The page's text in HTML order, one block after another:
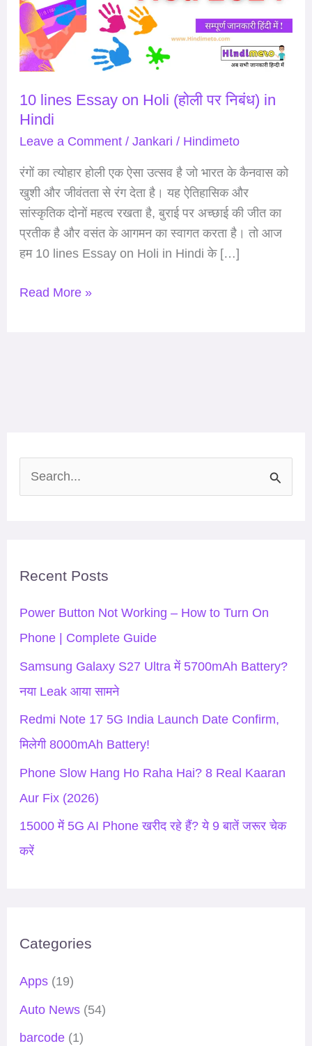
10 lines Essay on Holi (होली पर निबंध) in
Hindi
Leave a Comment / Jankari / Hindimeto
रंगों का त्योहार होली एक ऐसा उत्सव है जो भारत के कैनवास को
खुशी और जीवंतता से रंग देता है। यह ऐतिहासिक और
सांस्कृतिक दोनों महत्व रखता है, बुराई पर अच्छाई की जीत का
प्रतीक है और वसंत के आगमन का स्वागत करता है। तो आज
हम 10 lines Essay on Holi in Hindi के […]
Holi
(होली
पर
in
Hindi
Read More »
c
h
f
Recent Posts
Power Button Not Working – How to Turn On
Phone | Complete Guide
Samsung Galaxy S27 Ultra में 5700mAh Battery?
नया Leak आया सामने
Redmi Note 17 5G India Launch Date Confirm,
मिलेगी 8000mAh Battery!
Phone Slow Hang Ho Raha Hai? 8 Real Kaaran
Aur Fix (2026)
15000 में 5G AI Phone खरीद रहे हैं? ये 9 बातें जरूर चेक
करें
Categories
Apps(19)
Auto News(54)
barcode(1)